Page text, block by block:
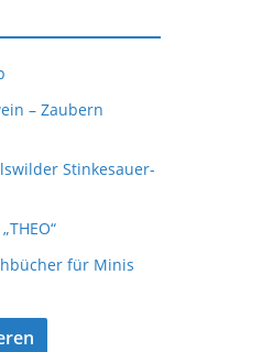
– Zaubern
Stinkesauer-
für Minis